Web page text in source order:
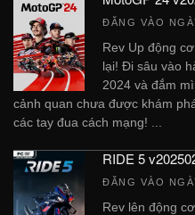
ĐĂNG VÀO
Rev Up động
lại! Đi sâu vào
2024 và đắm
cảnh quan chưa được khám
các tay đua cách mạng! ...
RIDE 5
ĐĂNG VÀO
Rev lên động